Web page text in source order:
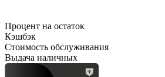
Процент на остаток
Кэшбэк
Стоимость обслуживания
Выдача наличных